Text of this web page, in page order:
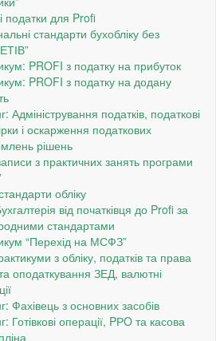
податки для Profi
стандарти бухобліку без
PROFI з податку на прибуток
PROFI з податку на додану
Адміністрування податків, податкові
і оскарження податкових
рішень
з практичних занять програми
обліку
від початківця до Profi за
стандартами
“Перехід на МСФЗ”
з обліку, податків та права
оподаткування ЗЕД, валютні
Фахівець з основних засобів
Готівкові операції, PРO та касова